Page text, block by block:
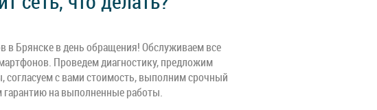
в Брянске в день обращения! Обслуживаем все
Проведем диагностику, предложим
согласуем с вами стоимость, выполним срочный
гарантию на выполненные работы.